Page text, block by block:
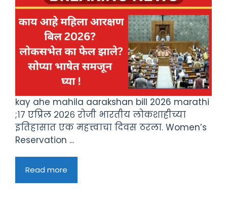
kay ahe mahila aarakshan bill 2026 marathi
;१७ एप्रिल २०२६ रोजी भारतीय लोकशाहीच्या
इतिहासात एक महत्त्वाचा दिवस ठरला. Women’s
Reservation ...
Read more